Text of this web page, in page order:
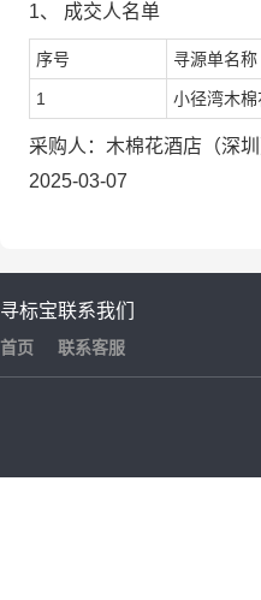
1、 成交人名单
序号 寻源单名称
1 小径湾木
采购人 ： 木棉花酒店（深
2025-03-07
寻标宝
首页
联系我们
联系客服